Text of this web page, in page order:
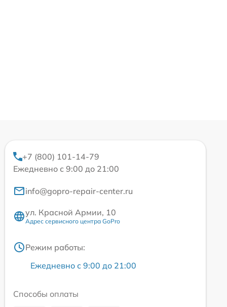
+7 (800) 101-14-79
Ежедневно с 9:00 до 21:00
info@gopro-repair-center.ru
ул. Красной Армии, 10
Адрес сервисного центра GoPro
Режим работы:
Ежедневно с 9:00 до 21:00
Способы оплаты